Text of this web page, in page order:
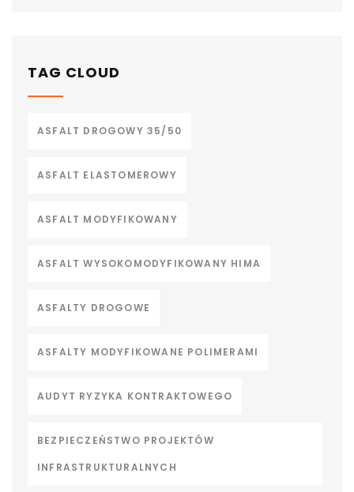
TAG CLOUD
ASFALT DROGOWY 35/50
ASFALT ELASTOMEROWY
ASFALT MODYFIKOWANY
ASFALT WYSOKOMODYFIKOWANY HIMA
ASFALTY DROGOWE
ASFALTY MODYFIKOWANE POLIMERAMI
AUDYT RYZYKA KONTRAKTOWEGO
BEZPIECZEŃSTWO PROJEKTÓW
INFRASTRUKTURALNYCH